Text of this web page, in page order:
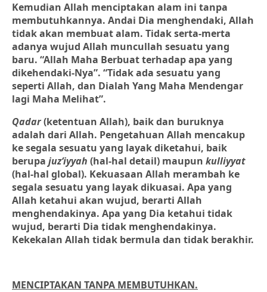
Kemudian Allah menciptakan alam ini tanpa
membutuhkannya. Andai Dia menghendaki, Allah
tidak akan membuat alam. Tidak serta-merta
adanya wujud Allah muncullah sesuatu yang
baru. “Allah Maha Berbuat terhadap apa yang
dikehendaki-Nya”. “Tidak ada sesuatu yang
seperti Allah, dan Dialah Yang Maha Mendengar
lagi Maha Melihat”.
Qadar(ketentuan Allah), baik dan buruknya
adalah dari Allah. Pengetahuan Allah mencakup
ke segala sesuatu yang layak diketahui, baik
berupa juz‘iyyah (hal-hal detail) maupun kulliyyat
(hal-hal global). Kekuasaan Allah merambah ke
segala sesuatu yang layak dikuasai. Apa yang
Allah ketahui akan wujud, berarti Allah
menghendakinya. Apa yang Dia ketahui tidak
wujud, berarti Dia tidak menghendakinya.
Kekekalan Allah tidak bermula dan tidak berakhir.
MENCIPTAKAN TANPA MEMBUTUHKAN.